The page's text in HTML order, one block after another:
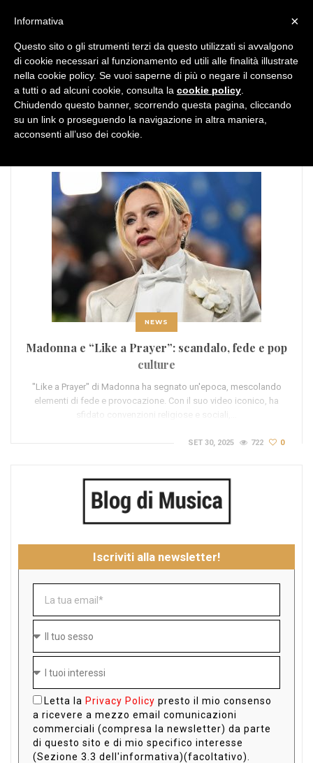
TAG: fede
NEWS
Madonna e “Like a Prayer”: scandalo, fede e pop
culture
"Like a Prayer" di Madonna ha segnato un'epoca, mescolando
elementi di fede e provocazione. Con il suo video iconico, ha
sfidato convenzioni religiose e sociali,…
SET 30, 2025 722 0
Iscriviti alla newsletter!
Letta la Privacy Policy presto il mio consenso
a ricevere a mezzo email comunicazioni
commerciali (compresa la newsletter) da parte
di questo sito e di mio specifico interesse
(Sezione 3.3 dell'informativa)(facoltativo).
×
Informativa
Questo sito o gli strumenti terzi da questo utilizzati si avvalgono
di cookie necessari al funzionamento ed utili alle finalità illustrate
nella cookie policy. Se vuoi saperne di più o negare il consenso
a tutti o ad alcuni cookie, consulta la cookie policy
Chiudendo questo banner, scorrendo questa pagina, cliccando
su un link o proseguendo la navigazione in altra maniera,
acconsenti all’uso dei cookie.